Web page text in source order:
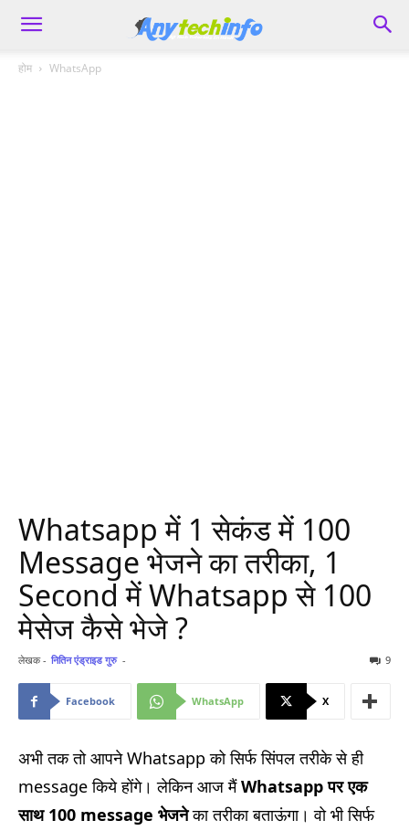
होम WhatsApp
Whatsapp में 1 सेकंड में 100
Message भेजने का तरीका, 1
Second में Whatsapp से 100
मेसेज कैसे भेजे ?
लेखक - नितिन एंड्राइड गुरु - 9
Facebook WhatsApp X
अभी तक तो आपने Whatsapp को सिर्फ सिंपल तरीके से ही
message किये होंगे। लेकिन आज मैंWhatsapp पर एक
साथ 100 message भेजनेका तरीका बताऊंगा। वो भी सिर्फ